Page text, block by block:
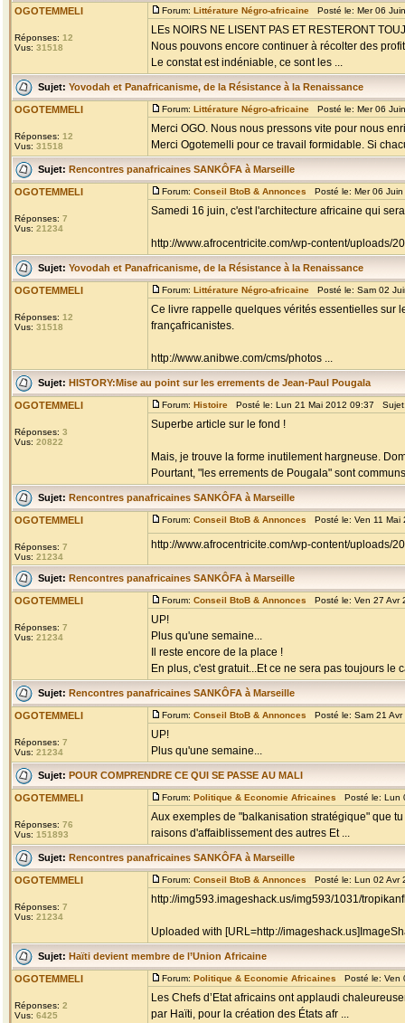
OGOTEMMELI
Réponses: 12
Vus: 31518
Forum: Littérature Négro-africaine Posté le: Mer 06
LEs NOIRS NE LISENT PAS ET RESTERONT
Nous pouvons encore continuer à récolter des
Le constat est indéniable, ce sont les ...
Sujet: Yovodah et Panafricanisme, de la Résistance à la Renaissance
OGOTEMMELI
Réponses: 12
Vus: 31518
Forum: Littérature Négro-africaine Posté le: Mer 06
Merci OGO. Nous nous pressons vite pour nous
Merci Ogotemelli pour ce travail formidable. Si
Sujet: Rencontres panafricaines SANKÔFA à Marseille
OGOTEMMELI
Réponses: 7
Vus: 21234
Forum: Conseil BtoB & Annonces Posté le: Mer 06
Samedi 16 juin, c'est l'architecture africaine qui
http://www.afrocentricite.com/wp-content/uploads/
Sujet: Yovodah et Panafricanisme, de la Résistance à la Renaissance
OGOTEMMELI
Réponses: 12
Vus: 31518
Forum: Littérature Négro-africaine Posté le: Sam 02
Ce livre rappelle quelques vérités essentielles sur
françafricanistes.
http://www.anibwe.com/cms/photos ...
Sujet: HISTORY:Mise au point sur les errements de Jean-Paul Pougala
OGOTEMMELI
Réponses: 3
Vus: 20822
Forum: Histoire Posté le: Lun 21 Mai 2012 09:37
Superbe article sur le fond !
Mais, je trouve la forme inutilement hargneuse.
Pourtant, "les errements de Pougala" sont
Sujet: Rencontres panafricaines SANKÔFA à Marseille
OGOTEMMELI
Réponses: 7
Vus: 21234
Forum: Conseil BtoB & Annonces Posté le: Ven 11
http://www.afrocentricite.com/wp-content/uploads/
Sujet: Rencontres panafricaines SANKÔFA à Marseille
OGOTEMMELI
Réponses: 7
Vus: 21234
Forum: Conseil BtoB & Annonces Posté le: Ven 27
UP!
Plus qu'une semaine...
Il reste encore de la place !
En plus, c'est gratuit...Et ce ne sera pas toujours le
Sujet: Rencontres panafricaines SANKÔFA à Marseille
OGOTEMMELI
Réponses: 7
Vus: 21234
Forum: Conseil BtoB & Annonces Posté le: Sam 21
UP!
Plus qu'une semaine...
Sujet: POUR COMPRENDRE CE QUI SE PASSE AU MALI
OGOTEMMELI
Réponses: 76
Vus: 151893
Forum: Politique & Economie Africaines Posté le: Lun
Aux exemples de "balkanisation stratégique" que
raisons d'affaiblissement des autres Et ...
Sujet: Rencontres panafricaines SANKÔFA à Marseille
OGOTEMMELI
Réponses: 7
Vus: 21234
Forum: Conseil BtoB & Annonces Posté le: Lun 02
http://img593.imageshack.us/img593/1031/
Uploaded with [URL=http://
Sujet: Haïti devient membre de l’Union Africaine
OGOTEMMELI
Réponses: 2
Vus: 6425
Forum: Politique & Economie Africaines Posté le: Ven
Les Chefs d’Etat africains ont applaudi
par Haïti, pour la création des États afr ...